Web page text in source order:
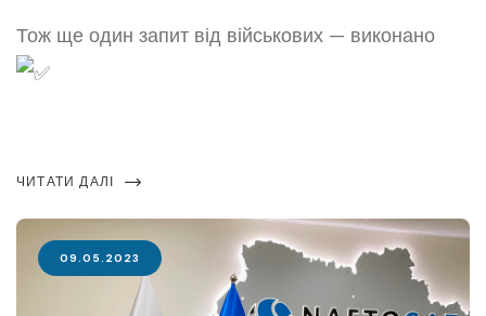
Тож ще один запит від військових — виконано
ЧИТАТИ ДАЛІ
09.05.2023